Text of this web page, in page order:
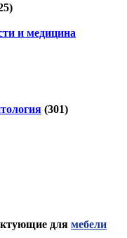
и медицина
(301)
для мебели